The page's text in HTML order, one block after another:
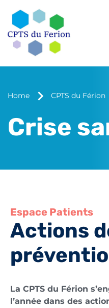
Home CPTS du Férion
Crise
Espace Patients
Actions
La CPTS du Férion
l’année dans des